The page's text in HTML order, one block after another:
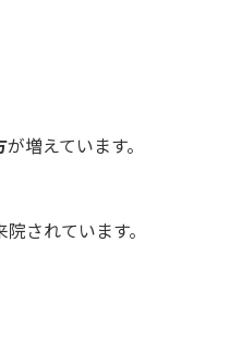
が増えています。
されています。